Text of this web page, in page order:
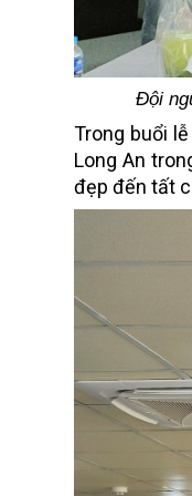
Đội
Trong buổi
Long An
đẹp đến tất